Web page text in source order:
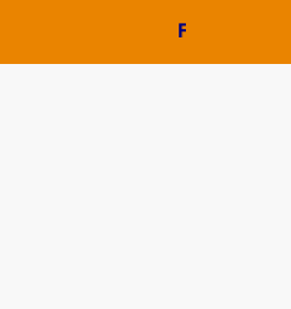
FOREXimf